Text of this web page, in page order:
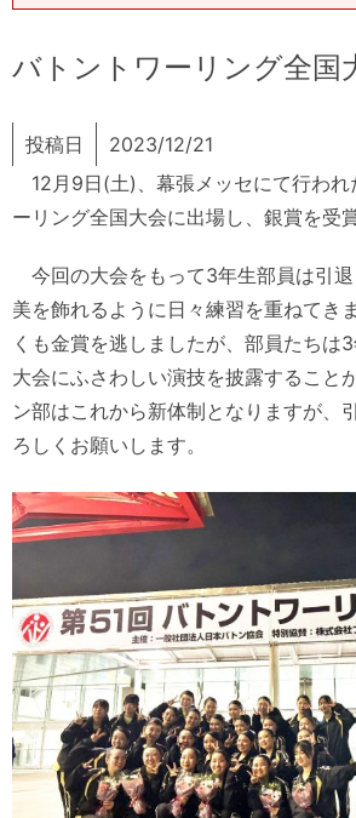
バトントワーリング全国
投稿日
2023/12/21
12月9日(土)、幕張メッセにて行われ
ーリング全国大会に出場し、銀賞を受
今回の大会をもって3年生部員は引
美を飾れるように日々練習を重ねてき
くも金賞を逃しましたが、部員たちは
大会にふさわしい演技を披露すること
ン部はこれから新体制となりますが、
ろしくお願いします。